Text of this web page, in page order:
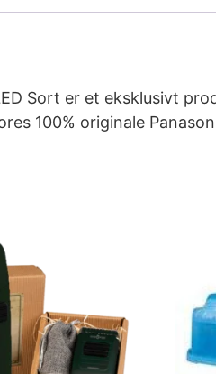
Sort er et eksklusivt
100% originale